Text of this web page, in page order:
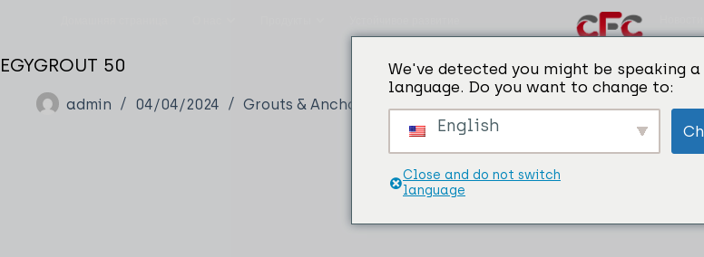
EGYGROUT 50
admin 04/04/2024 Grouts & Anchors
We've detected you might be speaking
language. Do you want to change to:
English
Close and do not switch
language